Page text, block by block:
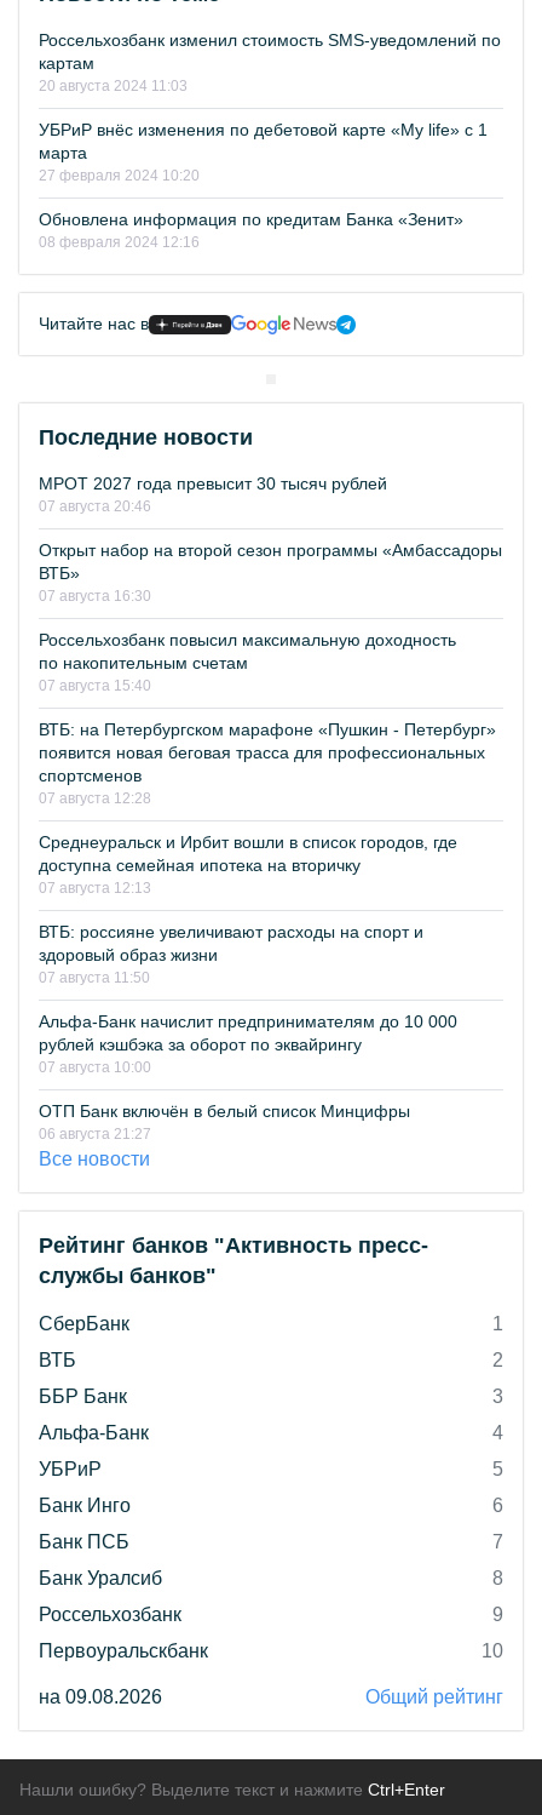
Россельхозбанк изменил стоимость SMS-уведомлений по
картам
20 августа 2024 11:03
УБРиР внёс изменения по дебетовой карте «My life» с 1
марта
27 февраля 2024 10:20
Обновлена информация по кредитам Банка «Зенит»
08 февраля 2024 12:16
Читайте нас в
Последние новости
МРОТ 2027 года превысит 30 тысяч рублей
07 августа 20:46
Открыт набор на второй сезон программы «Амбассадоры
ВТБ»
07 августа 16:30
Россельхозбанк повысил максимальную доходность
по накопительным счетам
07 августа 15:40
ВТБ: на Петербургском марафоне «Пушкин - Петербург»
появится новая беговая трасса для профессиональных
спортсменов
07 августа 12:28
Среднеуральск и Ирбит вошли в список городов, где
доступна семейная ипотека на вторичку
07 августа 12:13
ВТБ: россияне увеличивают расходы на спорт и
здоровый образ жизни
07 августа 11:50
Альфа-Банк начислит предпринимателям до 10 000
рублей кэшбэка за оборот по эквайрингу
07 августа 10:00
ОТП Банк включён в белый список Минцифры
06 августа 21:27
Все новости
Рейтинг банков "Активность пресс-
службы банков"
СберБанк
1
ВТБ
2
ББР Банк
3
Альфа-Банк
4
УБРиР
5
Банк Инго
6
Банк ПСБ
7
Банк Уралсиб
8
Россельхозбанк
9
Первоуральскбанк
10
на 09.08.2026 Общий рейтинг
Нашли ошибку? Выделите текст и нажмите Ctrl+Enter